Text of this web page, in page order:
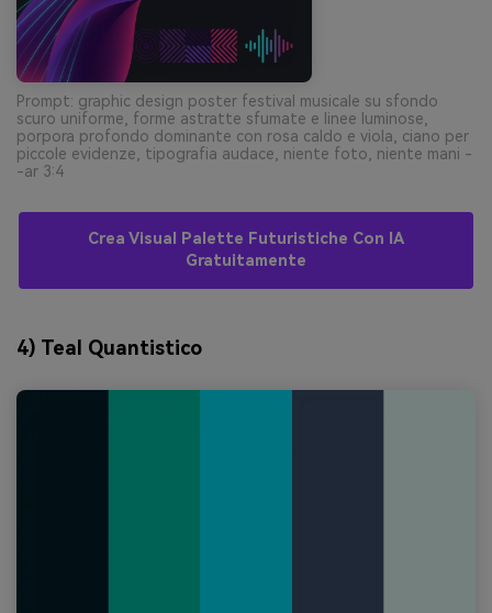
Prompt: graphic design poster festival musicale su sfondo
scuro uniforme, forme astratte sfumate e linee luminose,
porpora profondo dominante con rosa caldo e viola, ciano per
piccole evidenze, tipografia audace, niente foto, niente mani -
-ar 3:4
Crea Visual Palette Futuristiche Con IA
Gratuitamente
4) Teal Quantistico